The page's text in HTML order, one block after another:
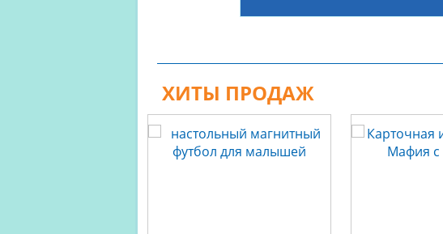
ХИТЫ ПРОДАЖ